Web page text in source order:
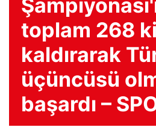
toplam 268
kaldırarak
üçüncüsü
başardı –